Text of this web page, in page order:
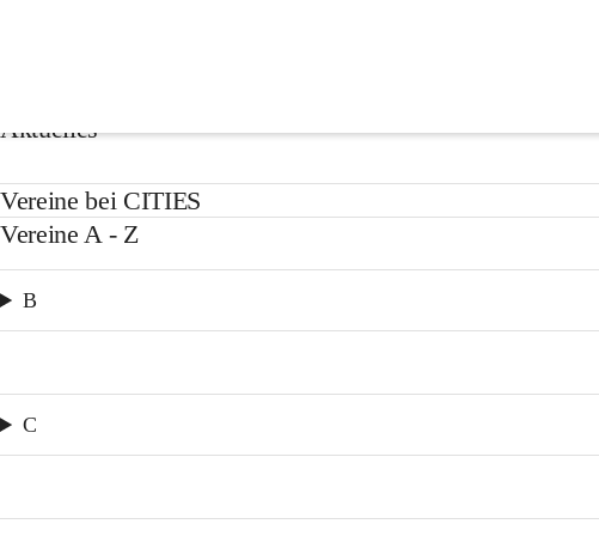
Aktuelles
Vereine bei CITIES
Vereine A - Z
B
C